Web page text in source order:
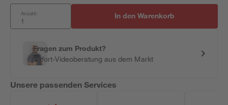
Anzahl: In den Warenkorb
Fragen zum Produkt?
Sofort-Videoberatung aus dem Markt
Unsere passenden Services